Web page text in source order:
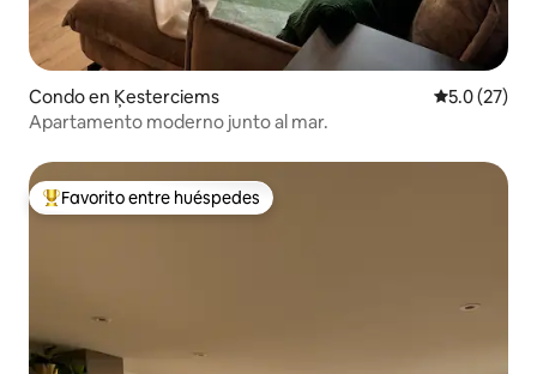
Condo en Ķesterciems Calificación
5.0 (27)
Apartamento moderno junto al mar.
Favorito entre huéspedes preferido
Favorito entre huéspedes